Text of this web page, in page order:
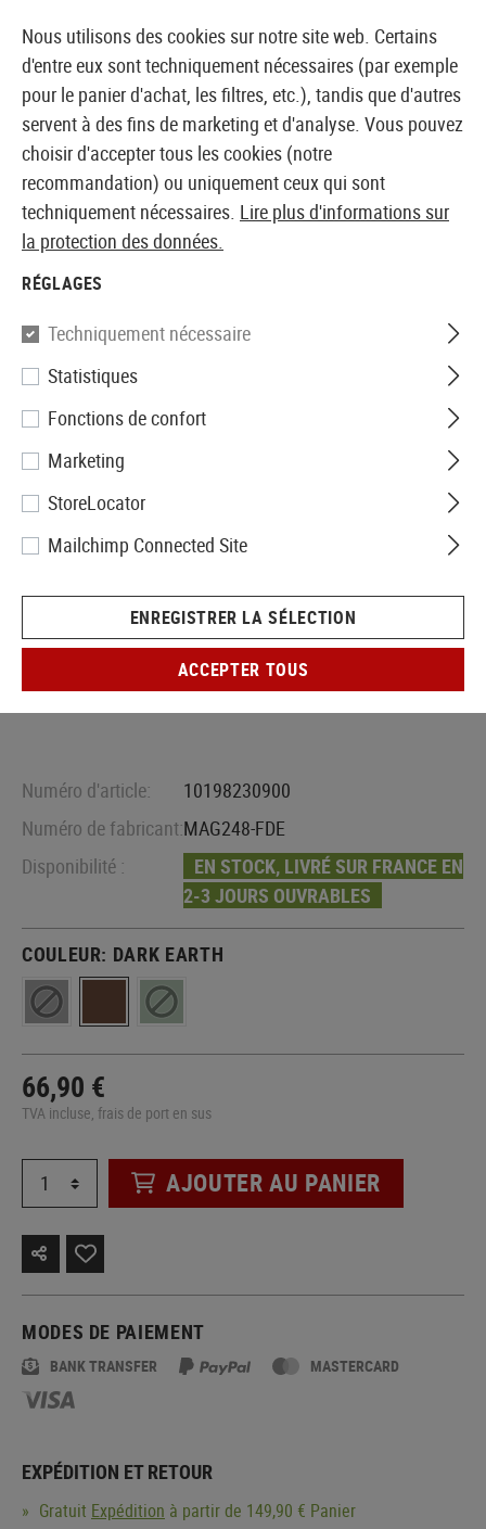
BOUTIQUE ET GROSSISTE EUROPÉEN AIRSOFT
Accueil Accessoires d'Airsoft Pièces et accéssoires
Magpul
MBUS 2 Rear Back-Up Sight
Numéro d'article:
10198230900
Numéro de fabricant:MAG248-FDE
Disponibilité :
EN STOCK, LIVRÉ SUR FRANCE EN
2-3 JOURS OUVRABLES
COULEUR: DARK EARTH
66,90 €
TVA incluse, frais de port en sus
AJOUTER AU PANIER
MODES DE PAIEMENT
BANK TRANSFER MASTERCARD
EXPÉDITION ET RETOUR
Gratuit Expédition à partir de 149,90 € Panier
Nous utilisons des cookies sur notre site web. Certains
d'entre eux sont techniquement nécessaires (par exemple
pour le panier d'achat, les filtres, etc.), tandis que d'autres
servent à des fins de marketing et d'analyse. Vous pouvez
choisir d'accepter tous les cookies (notre
recommandation) ou uniquement ceux qui sont
techniquement nécessaires. Lire plus d'informations sur
la protection des données.
RÉGLAGES
Techniquement nécessaire
Statistiques
Fonctions de confort
Marketing
StoreLocator
Mailchimp Connected Site
ENREGISTRER LA SÉLECTION
ACCEPTER TOUS